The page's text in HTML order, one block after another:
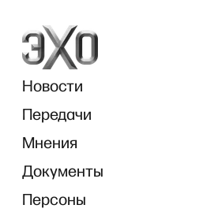
Новости
Передачи
Мнения
Документы
Персоны